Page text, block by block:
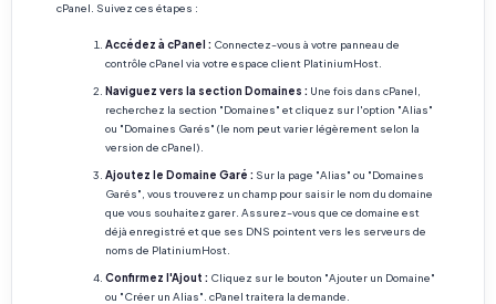
cPanel. Suivez ces étapes :
Accédez à cPanel : Connectez-vous à votre panneau de
contrôle cPanel via votre espace client PlatiniumHost.
Naviguez vers la section Domaines : Une fois dans cPanel,
recherchez la section "Domaines" et cliquez sur l'option "Alias"
ou "Domaines Garés" (le nom peut varier légèrement selon la
version de cPanel).
Ajoutez le Domaine Garé : Sur la page "Alias" ou "Domaines
Garés", vous trouverez un champ pour saisir le nom du domaine
que vous souhaitez garer. Assurez-vous que ce domaine est
déjà enregistré et que ses DNS pointent vers les serveurs de
noms de PlatiniumHost.
Confirmez l'Ajout : Cliquez sur le bouton "Ajouter un Domaine"
ou "Créer un Alias". cPanel traitera la demande.